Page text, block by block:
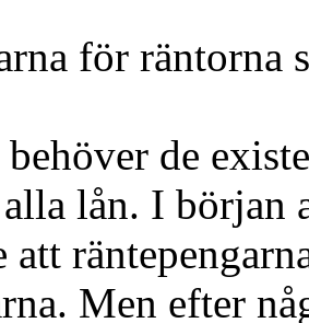
för räntorna
de
alla lån. I början
att
Men efter